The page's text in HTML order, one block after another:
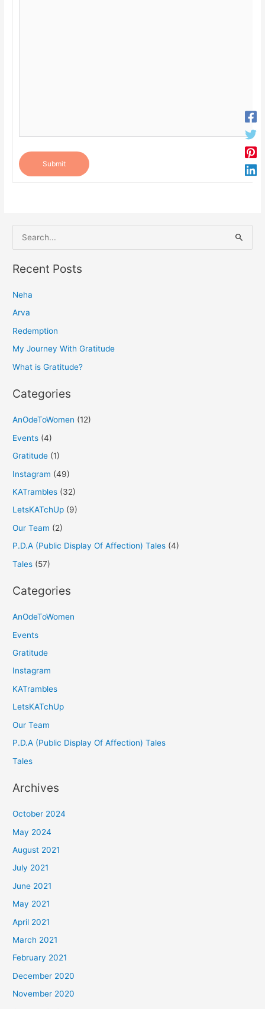
Submit
e
a
c
h
f
o
Recent Posts
Neha
Arva
Redemption
My Journey With Gratitude
What is Gratitude?
Categories
AnOdeToWomen (12)
Events (4)
Gratitude (1)
Instagram (49)
KATrambles (32)
LetsKATchUp (9)
Our Team (2)
P.D.A (Public Display Of Affection) Tales (4)
Tales (57)
Categories
AnOdeToWomen
Events
Gratitude
Instagram
KATrambles
LetsKATchUp
Our Team
P.D.A (Public Display Of Affection) Tales
Tales
Archives
October 2024
May 2024
August 2021
July 2021
June 2021
May 2021
April 2021
March 2021
February 2021
December 2020
November 2020